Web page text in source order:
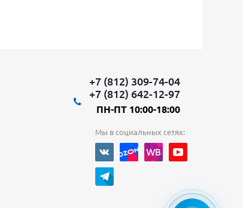
+7 (812) 309-74-04
+7 (812) 642-12-97
ПН-ПТ 10:00-18:00
Мы в социальных сетях: